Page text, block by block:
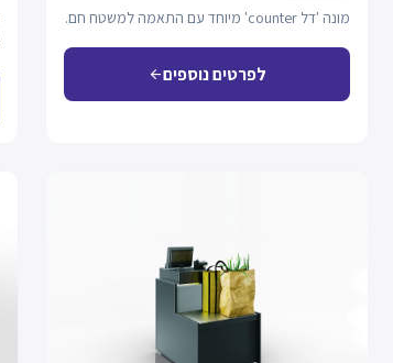
מונה 'דל counter' מיוחד עם התאמה למשטח חם.
לפרטים נוספיםarrow_back